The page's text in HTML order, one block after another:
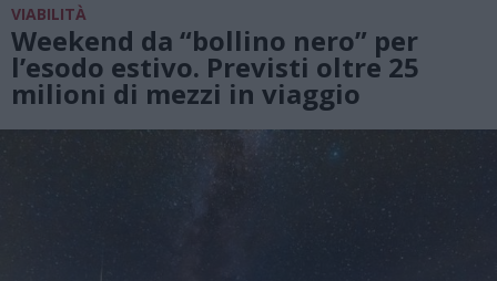
VIABILITÀ
Weekend da “bollino nero” per
l’esodo estivo. Previsti oltre 25
milioni di mezzi in viaggio